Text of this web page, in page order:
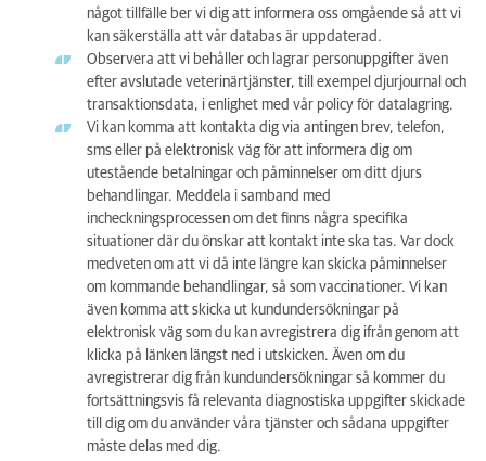
något tillfälle ber vi dig att informera oss omgående så att vi
kan säkerställa att vår databas är uppdaterad.
Observera att vi behåller och lagrar personuppgifter även
efter avslutade veterinärtjänster, till exempel djurjournal och
transaktionsdata, i enlighet med vår policy för datalagring.
Vi kan komma att kontakta dig via antingen brev, telefon,
sms eller på elektronisk väg för att informera dig om
utestående betalningar och påminnelser om ditt djurs
behandlingar. Meddela i samband med
incheckningsprocessen om det finns några specifika
situationer där du önskar att kontakt inte ska tas. Var dock
medveten om att vi då inte längre kan skicka påminnelser
om kommande behandlingar, så som vaccinationer. Vi kan
även komma att skicka ut kundundersökningar på
elektronisk väg som du kan avregistrera dig ifrån genom att
klicka på länken längst ned i utskicken. Även om du
avregistrerar dig från kundundersökningar så kommer du
fortsättningsvis få relevanta diagnostiska uppgifter skickade
till dig om du använder våra tjänster och sådana uppgifter
måste delas med dig.